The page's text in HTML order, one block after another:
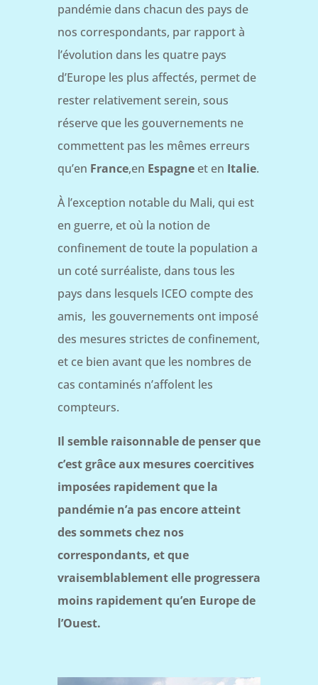
pandémie dans chacun des pays de
nos correspondants, par rapport à
l’évolution dans les quatre pays
d’Europe les plus affectés, permet de
rester relativement serein, sous
réserve que les gouvernements ne
commettent pas les mêmes erreurs
qu’en France,en Espagneet en Italie.
À l’exception notable du Mali, qui est
en guerre, et où la notion de
confinement de toute la population a
un coté surréaliste, dans tous les
pays dans lesquels ICEO compte des
amis, les gouvernements ont imposé
des mesures strictes de confinement,
et ce bien avant que les nombres de
cas contaminés n’affolent les
compteurs.
Il semble raisonnable de penser que
c’est grâce aux mesures coercitives
imposées rapidement que la
pandémie n’a pas encore atteint
des sommets chez nos
correspondants, et que
vraisemblablement elle progressera
moins rapidement qu’en Europe de
l’Ouest.